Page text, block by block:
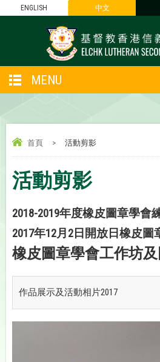
ENGLISH 中文
MENU
首頁 > 活動剪影
活動剪影
2018-2019年度橡皮圖章學會
2017年12月2日開放日橡皮圖
橡皮圖章學會工作坊
作品展示及活動相片2017